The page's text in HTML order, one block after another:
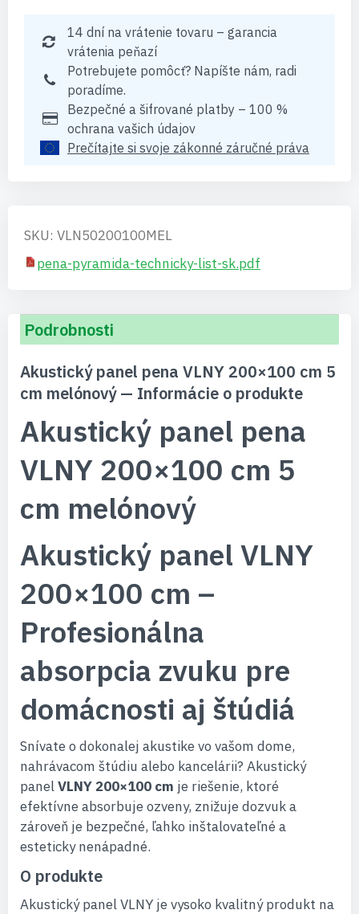
14 dní na vrátenie tovaru – garancia
vrátenia peňazí
Potrebujete pomôcť? Napíšte nám, radi
poradíme.
Bezpečné a šifrované platby – 100 %
ochrana vašich údajov
Prečítajte si svoje zákonné záručné práva
SKU: VLN50200100MEL
pena-pyramida-technicky-list-sk.pdf
Podrobnosti
Akustický panel pena VLNY 200×100 cm 5
cm melónový — Informácie o produkte
Akustický panel pena
VLNY 200×100 cm 5
cm melónový
Akustický panel VLNY
200×100 cm –
Profesionálna
absorpcia zvuku pre
domácnosti aj štúdiá
Snívate o dokonalej akustike vo vašom dome,
nahrávacom štúdiu alebo kancelárii? Akustický
panelVLNY 200×100 cm je riešenie, ktoré
efektívne absorbuje ozveny, znižuje dozvuk a
zároveň je bezpečné, ľahko inštalovateľné a
esteticky nenápadné.
O produkte
Akustický panel VLNY je vysoko kvalitný produkt na